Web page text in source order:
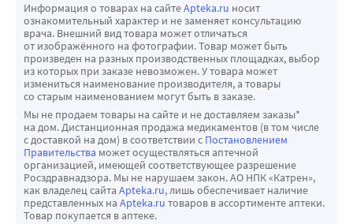
Информация о товарах на сайтеApteka.ru носит
ознакомительный характер и не заменяет консультацию
врача. Внешний вид товара может отличаться
от изображённого на фотографии. Товар может быть
произведен на разных производственных площадках, выбор
из которых при заказе невозможен. У товара может
измениться наименование производителя, а товары
со старым наименованием могут быть в заказе.
Мы не продаем товары на сайте и не доставляем заказы*
на дом. Дистанционная продажа медикаментов (в том числе
с доставкой на дом) в соответствии с Постановлением
Правительства может осуществляться аптечной
организацией, имеющей соответствующее разрешение
Росздравнадзора. Мы не нарушаем закон. АО НПК «Катрен»,
как владелец сайта Apteka.ru, лишь обеспечивает наличие
представленных на Apteka.ru товаров в ассортименте аптеки.
Товар покупается в аптеке.